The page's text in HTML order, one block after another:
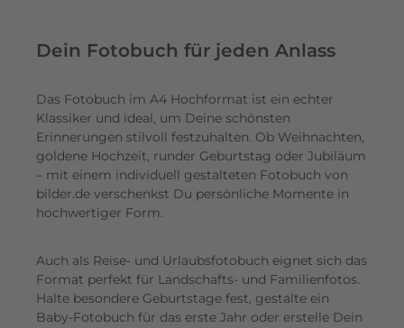
Dein Fotobuch für jeden Anlass
Das Fotobuch im A4 Hochformat ist ein echter
Klassiker und ideal, um Deine schönsten
Erinnerungen stilvoll festzuhalten. Ob Weihnachten,
goldene Hochzeit, runder Geburtstag oder Jubiläum
– mit einem individuell gestalteten Fotobuch von
bilder.de verschenkst Du persönliche Momente in
hochwertiger Form.
Auch als Reise- und Urlaubsfotobuch eignet sich das
Format perfekt für Landschafts- und Familienfotos.
Halte besondere Geburtstage fest, gestalte ein
Baby-Fotobuch für das erste Jahr oder erstelle Dein